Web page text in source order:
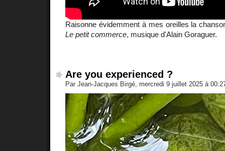
Raisonne évidemment à mes oreilles la
Le petit commerce, musique d'Alain Goraguer.
Are you experienced ?
Par Jean-Jacques Birgé, mercredi 9 juillet 2025 à